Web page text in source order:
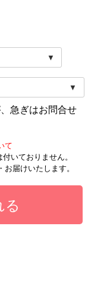
急ぎはお問合せ
て
いておりません。
届けいたします。
る